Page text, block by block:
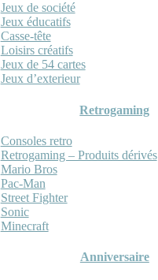
Jeux de société
Jeux éducatifs
Casse-tête
Loisirs créatifs
Jeux de 54 cartes
Jeux d’exterieur
Retrogaming
Consoles retro
Retrogaming – Produits dérivés
Mario Bros
Pac-Man
Street Fighter
Sonic
Minecraft
Anniversaire